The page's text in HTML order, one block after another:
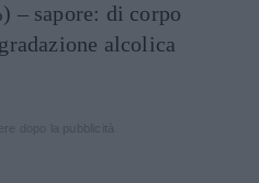
– sapore: di corpo
alcolica